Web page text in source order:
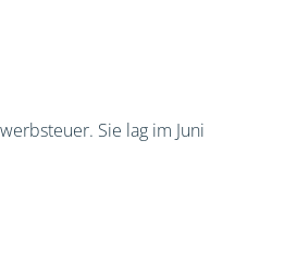
Sie lag im Juni